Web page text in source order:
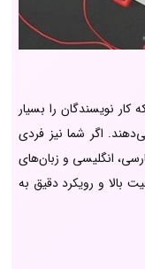
نویسندگان را بسیار
اگر شما نیز فردی
انگلیسی و زبان‌های
بالا و رویکرد دقیق به